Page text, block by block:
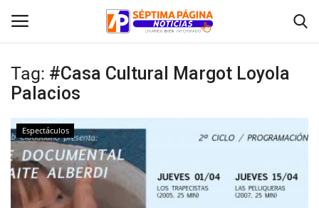
Inicio
Crónica
Policial
Tag: #Casa Cultural Margot Loyola
Palacios
Espectáculos